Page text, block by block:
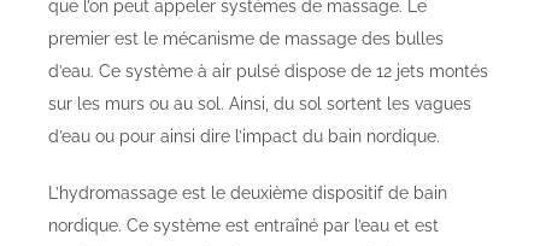
que l’on peut appeler systèmes de massage. Le
premier est le mécanisme de massage des bulles
d’eau. Ce système à air pulsé dispose de 12 jets montés
sur les murs ou au sol. Ainsi, du sol sortent les vagues
d’eau ou pour ainsi dire l’impact du bain nordique.
L’hydromassage est le deuxième dispositif de bain
nordique. Ce système est entraîné par l’eau et est